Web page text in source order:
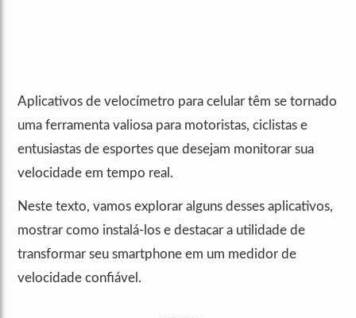
Aplicativos de velocímetro para celular têm se tornado
uma ferramenta valiosa para motoristas, ciclistas e
entusiastas de esportes que desejam monitorar sua
velocidade em tempo real.
Neste texto, vamos explorar alguns desses aplicativos,
mostrar como instalá-los e destacar a utilidade de
transformar seu smartphone em um medidor de
velocidade confiável.